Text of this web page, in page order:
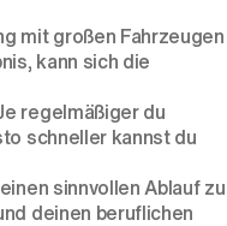
mit großen Fahrzeugen
kann sich die
regelmäßiger du
schneller kannst du
sinnvollen Ablauf zu
deinen beruflichen